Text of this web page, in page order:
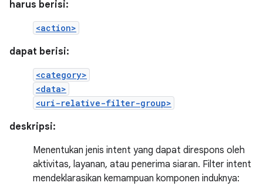
harus berisi:
<action>
dapat berisi:
<category>
<data>
<uri-relative-filter-group>
deskripsi:
Menentukan jenis intent yang dapat direspons oleh
aktivitas, layanan, atau penerima siaran. Filter intent
mendeklarasikan kemampuan komponen induknya: